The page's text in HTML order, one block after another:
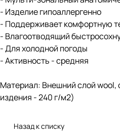
- Изделие гипоаллергенно
- Поддерживает комфортную
- Влагоотводящий
- Для холодной погоды
- Активность - средняя
Материал: Внешний слой wool,
издения - 240 г/м2)
Назад к списку